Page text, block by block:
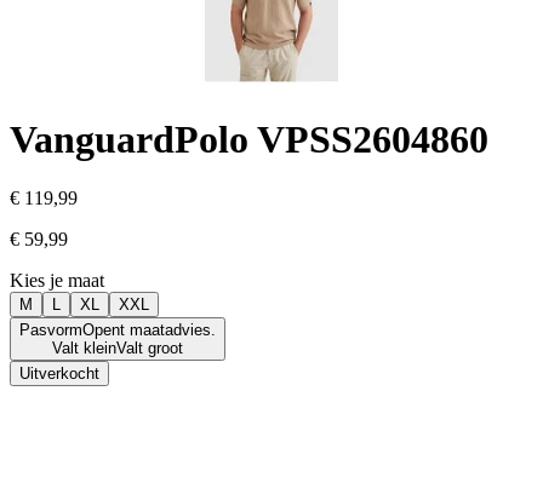
VanguardPolo VPSS2604860
€ 119,99
€ 59,99
Kies je maat
M L XL
XXL
PasvormOpent maatadvies.
Valt kleinValt groot
Uitverkocht